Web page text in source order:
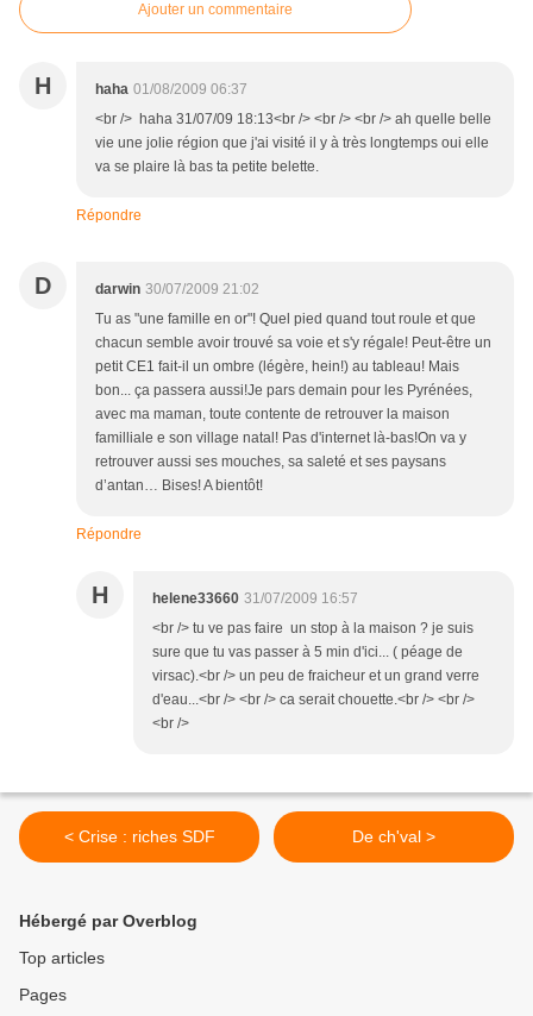
Ajouter un commentaire
H haha 01/08/2009 06:37
<br /> haha 31/07/09 18:13<br /> <br /> <br /> ah quelle belle
vie une jolie région que j'ai visité il y à très longtemps oui elle
va se plaire là bas ta petite belette.
Répondre
D darwin 30/07/2009 21:02
Tu as "une famille en or"! Quel pied quand tout roule et que
chacun semble avoir trouvé sa voie et s'y régale! Peut-être un
petit CE1 fait-il un ombre (légère, hein!) au tableau! Mais
bon... ça passera aussi!Je pars demain pour les Pyrénées,
avec ma maman, toute contente de retrouver la maison
familliale e son village natal! Pas d'internet là-bas!On va y
retrouver aussi ses mouches, sa saleté et ses paysans
d’antan… Bises! A bientôt!
Répondre
H helene33660 31/07/2009 16:57
<br /> tu ve pas faire un stop à la maison ? je suis
sure que tu vas passer à 5 min d'ici... ( péage de
virsac).<br /> un peu de fraicheur et un grand verre
d'eau...<br /> <br /> ca serait chouette.<br /> <br />
<br />
< Crise : riches SDF De ch'val >
Hébergé par Overblog
Top articles
Pages